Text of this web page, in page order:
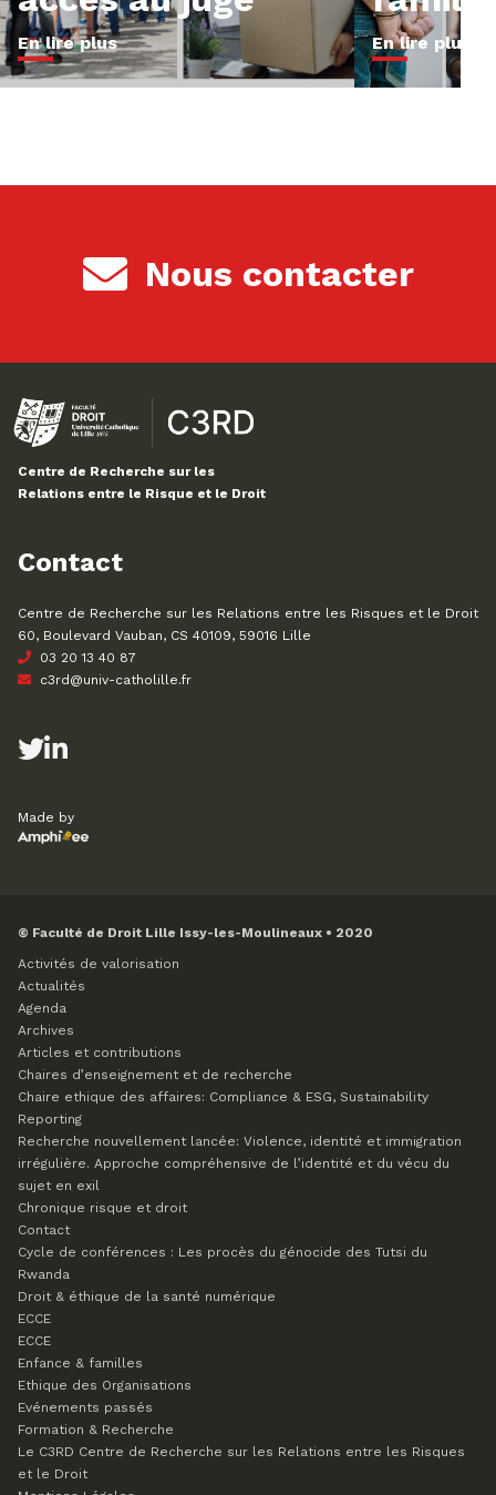
En lire plus En lire plus
Nous contacter
Centre de Recherche sur les
Relations entre le Risque et le Droit
Contact
Centre de Recherche sur les Relations entre les Risques et le Droit
60, Boulevard Vauban, CS 40109, 59016 Lille
03 20 13 40 87
c3rd@univ-catholille.fr
Made by
© Faculté de Droit Lille Issy-les-Moulineaux • 2020
Activités de valorisation
Actualités
Agenda
Archives
Articles et contributions
Chaires d’enseignement et de recherche
Chaire ethique des affaires: Compliance & ESG, Sustainability
Reporting
Recherche nouvellement lancée: Violence, identité et immigration
irrégulière. Approche compréhensive de l’identité et du vécu du
sujet en exil
Chronique risque et droit
Contact
Cycle de conférences : Les procès du génocide des Tutsi du
Rwanda
Droit & éthique de la santé numérique
ECCE
ECCE
Enfance & familles
Ethique des Organisations
Evénements passés
Formation & Recherche
Le C3RD Centre de Recherche sur les Relations entre les Risques
et le Droit